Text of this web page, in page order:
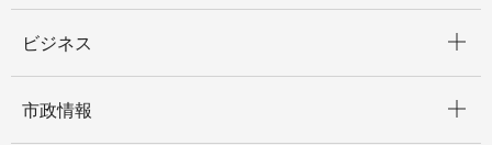
ビジネス
市政情報